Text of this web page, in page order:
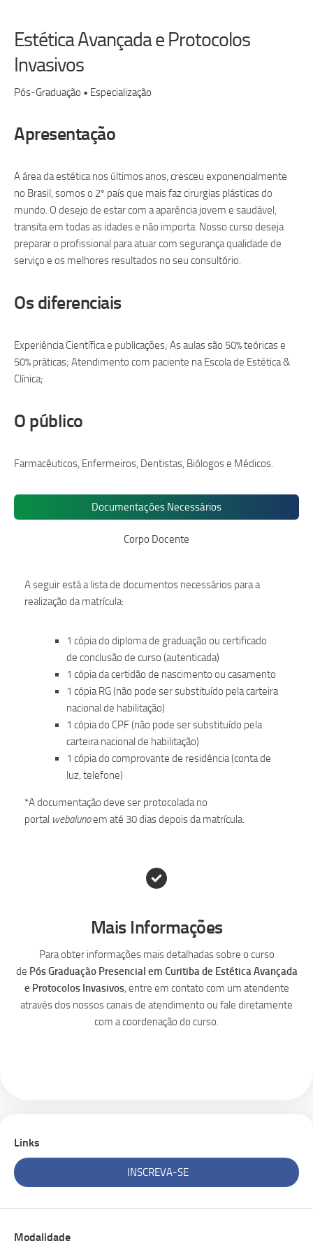
Estética Avançada e Protocolos
Invasivos
Pós-Graduação • Especialização
Apresentação
A área da estética nos últimos anos, cresceu exponencialmente
no Brasil, somos o 2º país que mais faz cirurgias plásticas do
mundo. O desejo de estar com a aparência jovem e saudável,
transita em todas as idades e não importa. Nosso curso deseja
preparar o profissional para atuar com segurança qualidade de
serviço e os melhores resultados no seu consultório.
Os diferenciais
Experiência Científica e publicações; As aulas são 50% teóricas e
50% práticas; Atendimento com paciente na Escola de Estética &
Clínica;
O público
Farmacêuticos, Enfermeiros, Dentistas, Biólogos e Médicos.
Documentações Necessários
Corpo Docente
A seguir está a lista de documentos necessários para a
realização da matrícula:
1 cópia do diploma de graduação ou certificado
de conclusão de curso (autenticada)
1 cópia da certidão de nascimento ou casamento
1 cópia RG (não pode ser substituído pela carteira
nacional de habilitação)
1 cópia do CPF (não pode ser substituído pela
carteira nacional de habilitação)
1 cópia do comprovante de residência (conta de
luz, telefone)
*A documentação deve ser protocolada no
portal webalunoem até 30 dias depois da matrícula.
Mais Informações
Para obter informações mais detalhadas sobre o curso
de PósGraduação Presencial em Curitiba de Estética Avançada
e Protocolos Invasivos, entre em contato com um atendente
através dos nossos canais de atendimento ou fale diretamente
com a coordenação do curso.
Links
INSCREVA-SE
Modalidade